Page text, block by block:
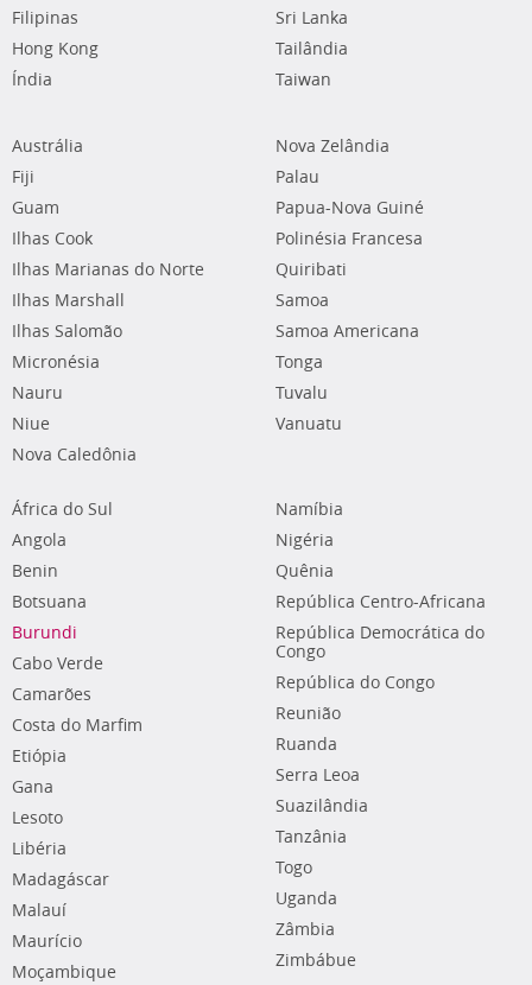
Filipinas
Hong Kong
Índia
Sri Lanka
Tailândia
Taiwan
Austrália
Fiji
Guam
Ilhas Cook
Ilhas Marianas do Norte
Ilhas Marshall
Ilhas Salomão
Micronésia
Nauru
Niue
Nova Caledônia
Nova Zelândia
Palau
Papua-Nova Guiné
Polinésia Francesa
Quiribati
Samoa
Samoa Americana
Tonga
Tuvalu
Vanuatu
África do Sul
Angola
Benin
Botsuana
Burundi
Cabo Verde
Camarões
Costa do Marfim
Etiópia
Gana
Lesoto
Libéria
Madagáscar
Malauí
Maurício
Moçambique
Namíbia
Nigéria
Quênia
República Centro-Africana
República Democrática do
Congo
República do Congo
Reunião
Ruanda
Serra Leoa
Suazilândia
Tanzânia
Togo
Uganda
Zâmbia
Zimbábue